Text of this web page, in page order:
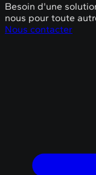
Besoin d'une
nous pour toute
Nous contacter